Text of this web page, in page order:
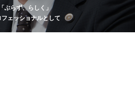
「ぶらず、らしく」
フェッショナルとして